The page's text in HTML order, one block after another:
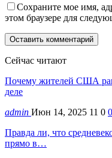
Сохраните мое имя,
этом браузере для
Сейчас читают
Почему жителей США
деле
admin Июн 14, 2025 11 0 0
Правда ли, что
прямо в…